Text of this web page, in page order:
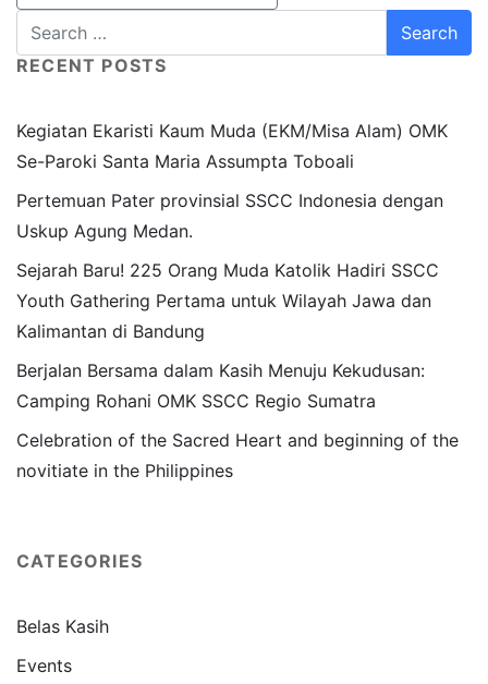
RECENT POSTS
Kegiatan Ekaristi Kaum Muda (EKM/Misa Alam) OMK
Se-Paroki Santa Maria Assumpta Toboali
Pertemuan Pater provinsial SSCC Indonesia dengan
Uskup Agung Medan.
Sejarah Baru! 225 Orang Muda Katolik Hadiri SSCC
Youth Gathering Pertama untuk Wilayah Jawa dan
Kalimantan di Bandung
Berjalan Bersama dalam Kasih Menuju Kekudusan:
Camping Rohani OMK SSCC Regio Sumatra
Celebration of the Sacred Heart and beginning of the
novitiate in the Philippines
CATEGORIES
Belas Kasih
Events